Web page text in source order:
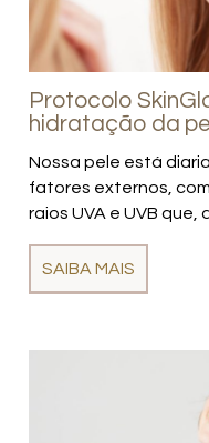
Protocolo
hidratação da
Nossa pele está
fatores externos,
raios UVA e UVB que,
SAIBA MAIS